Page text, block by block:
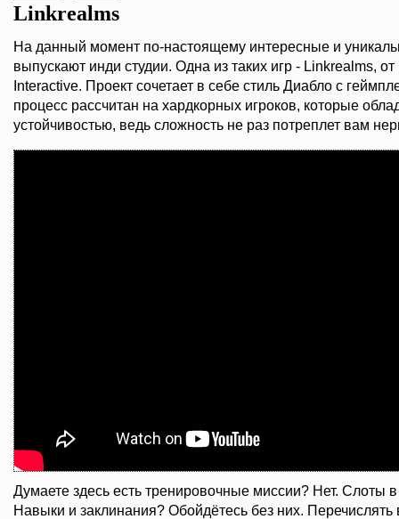
Linkrealms
На данный момент по-настоящему интересные и
выпускают инди студии. Одна из таких игр - Linkrealms,
Interactive. Проект сочетает в себе стиль Диабло с
процесс рассчитан на хардкорных игроков, которые
устойчивостью, ведь сложность не раз потреплет вам
Думаете здесь есть тренировочные миссии? Нет. Слоты
Навыки и заклинания? Обойдётесь без них.